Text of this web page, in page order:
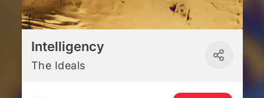
Intelligency
The Ideals